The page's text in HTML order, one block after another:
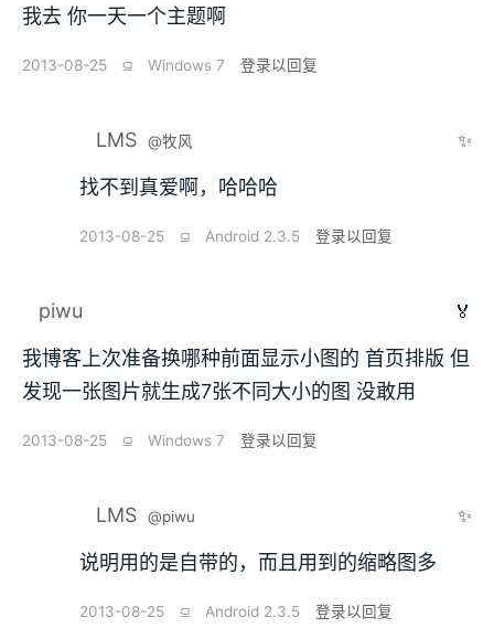
我去 你一天一个主题啊
2013-08-25 ⫑ Windows 7 登录以回复
LMS @牧风 ✨
找不到真爱啊，哈哈哈
2013-08-25 ⫑ Android 2.3.5 登录以回复
piwu 🏅
我博客上次准备换哪种前面显示小图的 首页排版 但
发现一张图片就生成7张不同大小的图 没敢用
2013-08-25 ⫑ Windows 7 登录以回复
LMS @piwu ✨
说明用的是自带的，而且用到的缩略图多
2013-08-25 ⫑ Android 2.3.5 登录以回复